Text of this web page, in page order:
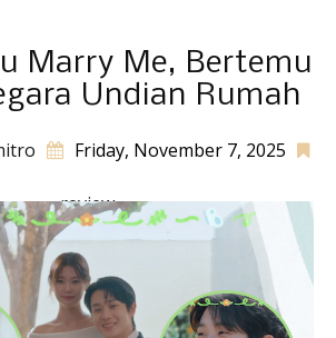
Marry Me, Bertemu
Undian Rumah
Friday, November 7, 2025
review